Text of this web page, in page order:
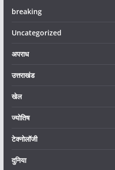
breaking
Uncategorized
अपराध
उत्तराखंड
खेल
ज्योतिष
टेक्नोलॉजी
दुनिया